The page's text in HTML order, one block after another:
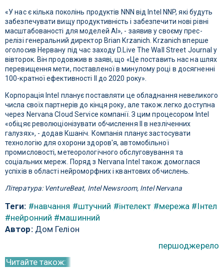
«У нас є кілька поколінь продуктів NNN від Intel NNP, які будуть
забезпечувати вищу продуктивність і забезпечити нові рівні
масштабованості для моделей AI», - заявив у своєму прес-
релізі генеральний директор Brian Krzanich. Krzanich вперше
оголосив Нервану під час заходу D.Live The Wall Street Journal у
вівторок. Він продовжив в заяві, що «Це поставить нас на шлях
перевищення мети, поставленої в минулому році в досягненні
100-кратної ефективності ІІ до 2020 року».
Корпорація Intel планує поставляти це обладнання невеликого
числа своїх партнерів до кінця року, але також легко доступна
через Nervana Cloud Service компанії. З цим процесором Intel
«обіцяє революціонізувати обчислення ІІ в незліченних
галузях», - додав Кшаніч. Компанія планує застосувати
технологію для охорони здоров'я, автомобільної
промисловості, метеорологічного обслуговування та
соціальних мереж. Поряд з Nervana Intel також домоглася
успіхів в області нейроморфних і квантових обчислень.
Література: VentureBeat, Intel Newsroom, Intel Nervana
Теги: #навчання #штучний #інтелект #мережа #Інтел
#нейронний #машинний
Автор:Дом Геліон
першоджерело
Читайте також: